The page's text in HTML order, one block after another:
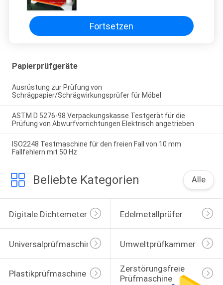
Fortsetzen
Papierprüfgeräte
Ausrüstung zur Prüfung von
Schrägpapier/Schrägwirkungsprüfer für Möbel
ASTM D 5276-98 Verpackungskasse Testgerät für die
Prüfung von Abwurfvorrichtungen Elektrisch angetrieben
ISO2248 Testmaschine für den freien Fall von 10 mm
Fallfehlern mit 50 Hz
Beliebte Kategorien Alle
Digitale Dichtemeter Edelmetallprüfer
Universalprüfmaschine Umweltprüfkammer
Plastikprüfmaschine
Zerstörungsfreie
Prüfmaschine